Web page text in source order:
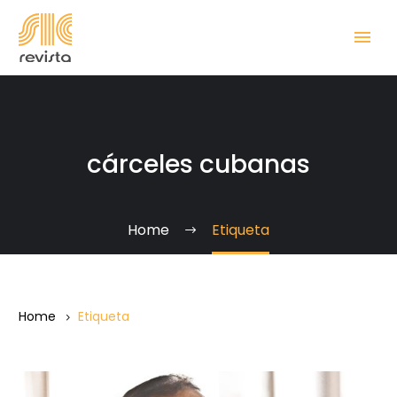
cárceles cubanas
Home Etiqueta
Home Etiqueta